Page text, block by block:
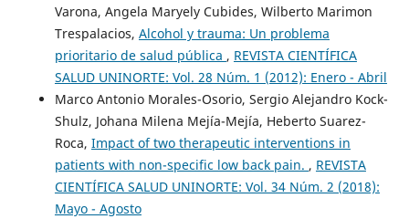
Varona, Angela Maryely Cubides, Wilberto Marimon
Trespalacios, Alcohol y trauma: Un problema
prioritario de salud pública , REVISTA CIENTÍFICA
SALUD UNINORTE: Vol. 28 Núm. 1 (2012): Enero - Abril
Marco Antonio Morales-Osorio, Sergio Alejandro Kock-
Shulz, Johana Milena Mejía-Mejía, Heberto Suarez-
Roca, Impact of two therapeutic interventions in
patients with non-specific low back pain. , REVISTA
CIENTÍFICA SALUD UNINORTE: Vol. 34 Núm. 2 (2018):
Mayo - Agosto